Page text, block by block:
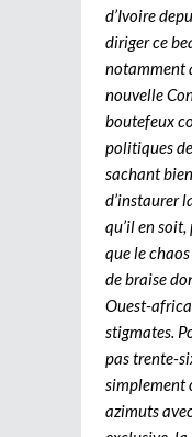
d’Ivoire
diriger ce
notamment
nouvelle
boutefeux
politiques
sachant
d’instaurer
qu’il en
que le
de braise
Ouest-
stigmates.
pas trente-
simplement
azimuts